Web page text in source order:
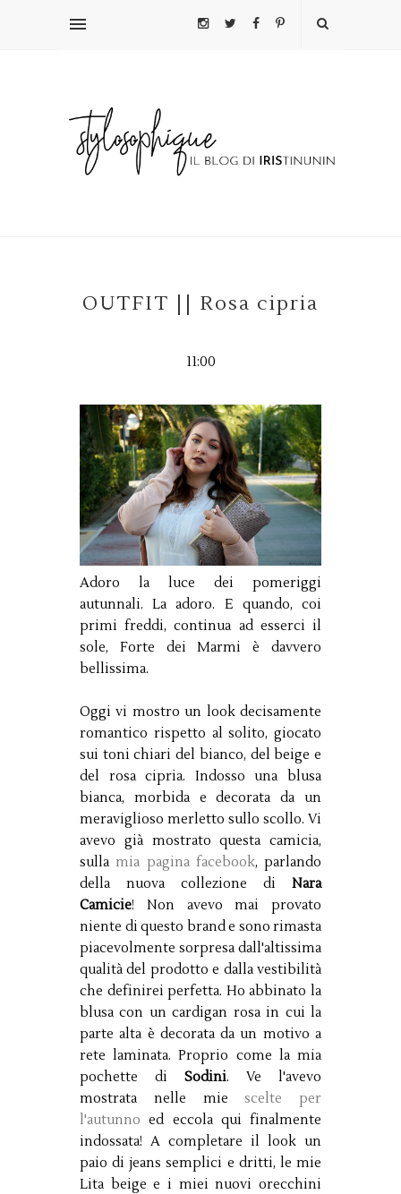
OUTFIT || Rosa cipria
11:00
Adoro la luce dei pomeriggi
autunnali. La adoro. E quando, coi
primi freddi, continua ad esserci il
sole, Forte dei Marmi è davvero
bellissima.
Oggi vi mostro un look decisamente
romantico rispetto al solito, giocato
sui toni chiari del bianco, del beige e
del rosa cipria. Indosso una blusa
bianca, morbida e decorata da un
meraviglioso merletto sullo scollo. Vi
avevo già mostrato questa camicia,
sullamia pagina facebook, parlando
della nuova collezione di Nara
Camicie! Non avevo mai provato
niente di questo brand e sono rimasta
piacevolmente sorpresa dall'altissima
qualità del prodotto e dalla vestibilità
che definirei perfetta. Ho abbinato la
blusa con un cardigan rosa in cui la
parte alta è decorata da un motivo a
rete laminata. Proprio come la mia
pochette di Sodini. Ve l'avevo
mostrata nelle miescelte per
l'autunno ed eccola qui finalmente
indossata! A completare il look un
paio di jeans semplici e dritti, le mie
Lita beige e i miei nuovi orecchini